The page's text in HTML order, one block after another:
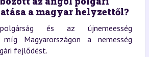
a magyar helyzettől?
és az újnemeesség
Magyarországon a nemesség
fejlődést.